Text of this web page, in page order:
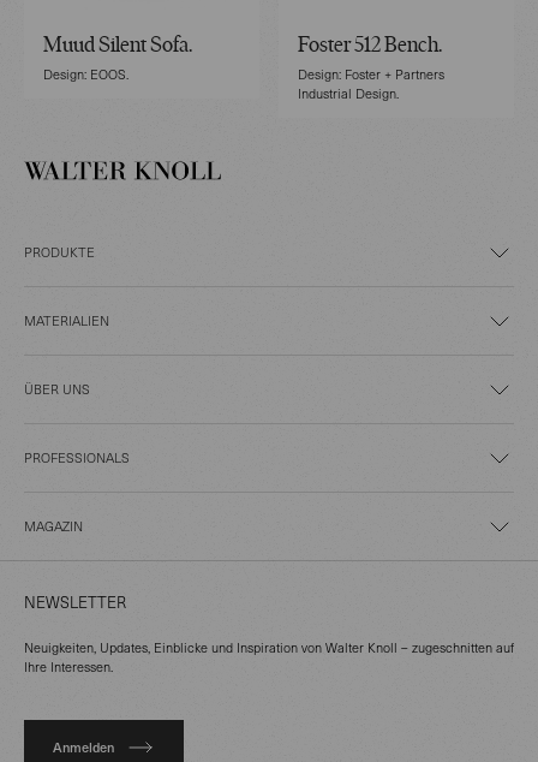
Muud Silent Sofa.
Design: EOOS.
Foster 512 Bench.
Design: Foster + Partners
Industrial Design.
PRODUKTE
MATERIALIEN
ÜBER UNS
PROFESSIONALS
MAGAZIN
NEWSLETTER
Neuigkeiten, Updates, Einblicke und Inspiration von Walter Knoll – zugeschnitten auf
Ihre Interessen.
Anmelden